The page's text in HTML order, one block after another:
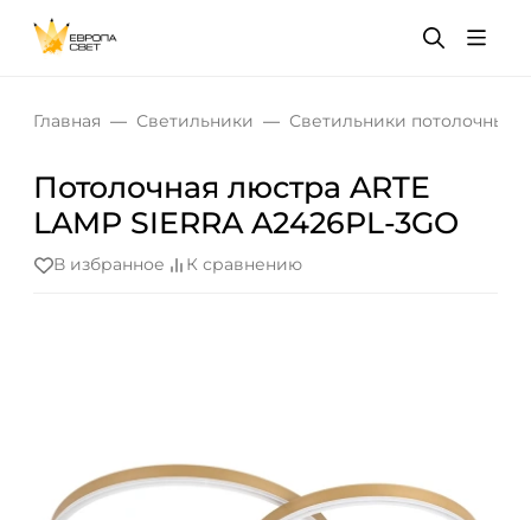
Главная Светильники Светильники потолочные
Потолочная люстра ARTE
LAMP SIERRA A2426PL-3GO
В избранное К сравнению